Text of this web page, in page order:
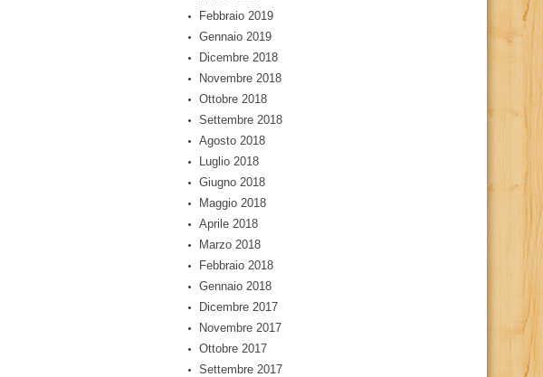
Febbraio 2019
Gennaio 2019
Dicembre 2018
Novembre 2018
Ottobre 2018
Settembre 2018
Agosto 2018
Luglio 2018
Giugno 2018
Maggio 2018
Aprile 2018
Marzo 2018
Febbraio 2018
Gennaio 2018
Dicembre 2017
Novembre 2017
Ottobre 2017
Settembre 2017